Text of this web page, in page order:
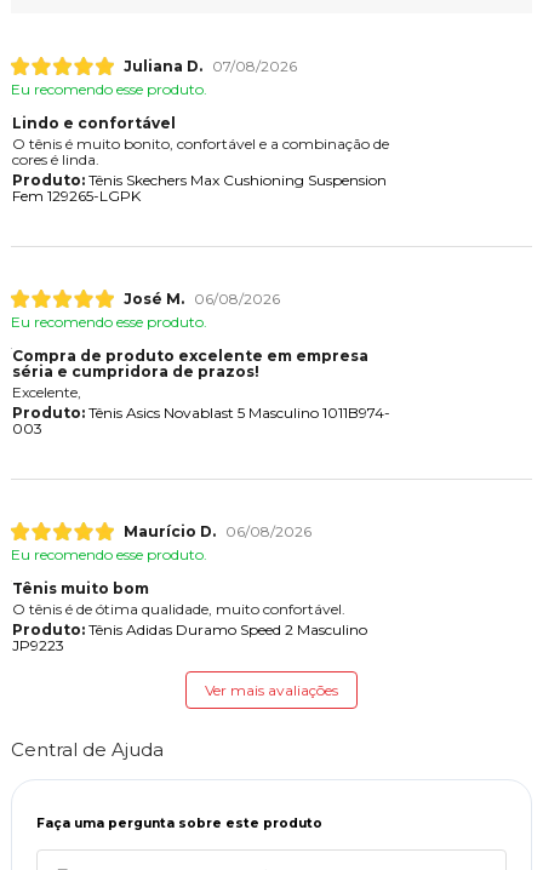
Juliana D.
07/08/2026
Eu recomendo esse produto.
Lindo e confortável
O tênis é muito bonito, confortável e a combinação de
cores é linda.
Produto:Tênis Skechers Max Cushioning Suspension
Fem 129265-LGPK
José M.
06/08/2026
Eu recomendo esse produto.
Compra de produto excelente em empresa
séria e cumpridora de prazos!
Excelente,
Produto:Tênis Asics Novablast 5 Masculino 1011B974-
003
Maurício D.
06/08/2026
Eu recomendo esse produto.
Tênis muito bom
O tênis é de ótima qualidade, muito confortável.
Produto:Tênis Adidas Duramo Speed 2 Masculino
JP9223
Ver mais avaliações
Central de Ajuda
Faça uma pergunta sobre este produto